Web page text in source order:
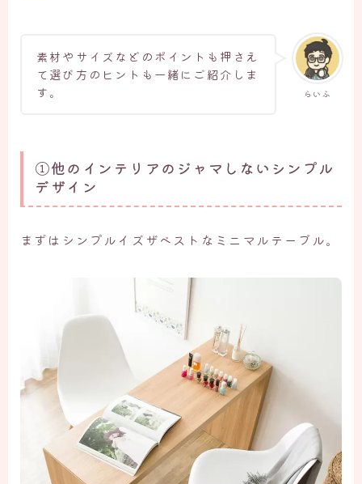
らいふ
素材やサイズなどのポイントも押さえ
て選び方のヒントも一緒にご紹介しま
す。
①他のインテリアのジャマしないシンプル
デザイン
まずはシンプルイズザベストなミニマルテーブル。